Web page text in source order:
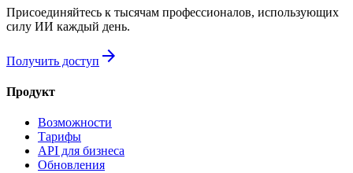
Присоединяйтесь к тысячам профессионалов, использующих
силу ИИ каждый день.
Получить доступ arrow_forward
Продукт
Возможности
Тарифы
API для бизнеса
Обновления